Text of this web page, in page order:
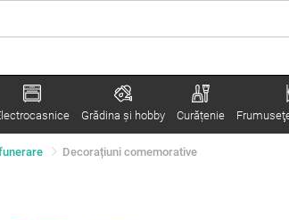
Grădina şi hobby Curățenie
Decorațiuni comemorative